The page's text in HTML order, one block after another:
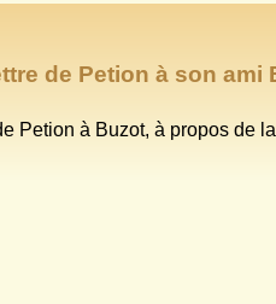
de Petion à son ami
Petion à Buzot, à propos de